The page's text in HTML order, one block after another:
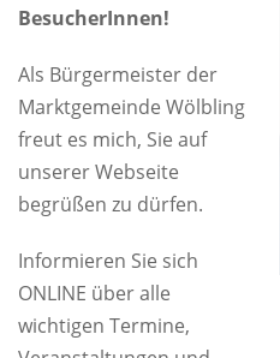
BesucherInnen!
Als Bürgermeister der
Marktgemeinde Wölbling
freut es mich, Sie auf
unserer Webseite
begrüßen zu dürfen.
Informieren Sie sich
ONLINE über alle
wichtigen Termine,